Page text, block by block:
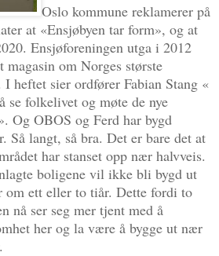
Oslo kommune reklamerer på
at «Ensjøbyen tar form», og at
Ensjøforeningen utga i 2012
magasin om Norges største
heftet sier ordfører Fabian Stang «
folkelivet og møte de nye
Og OBOS og Ferd har bygd
Så langt, så bra. Det er bare det at
har stanset opp nær halvveis.
boligene vil ikke bli bygd ut
om ett eller to tiår. Dette fordi to
nå ser seg mer tjent med å
her og la være å bygge ut nær